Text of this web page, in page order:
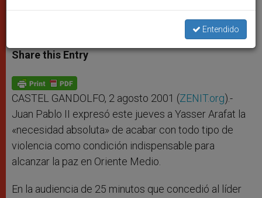
VATICANO
t
s
p
p
s
e
g
e
r
e
b
o
k
t r
Share this Entry
CASTEL GANDOLFO, 2 agosto 2001 (ZENIT.org).-
Juan Pablo II expresó este jueves a Yasser Arafat la
«necesidad absoluta» de acabar con todo tipo de
violencia como condición indispensable para
alcanzar la paz en Oriente Medio.
En la audiencia de 25 minutos que concedió al líder
Entendido